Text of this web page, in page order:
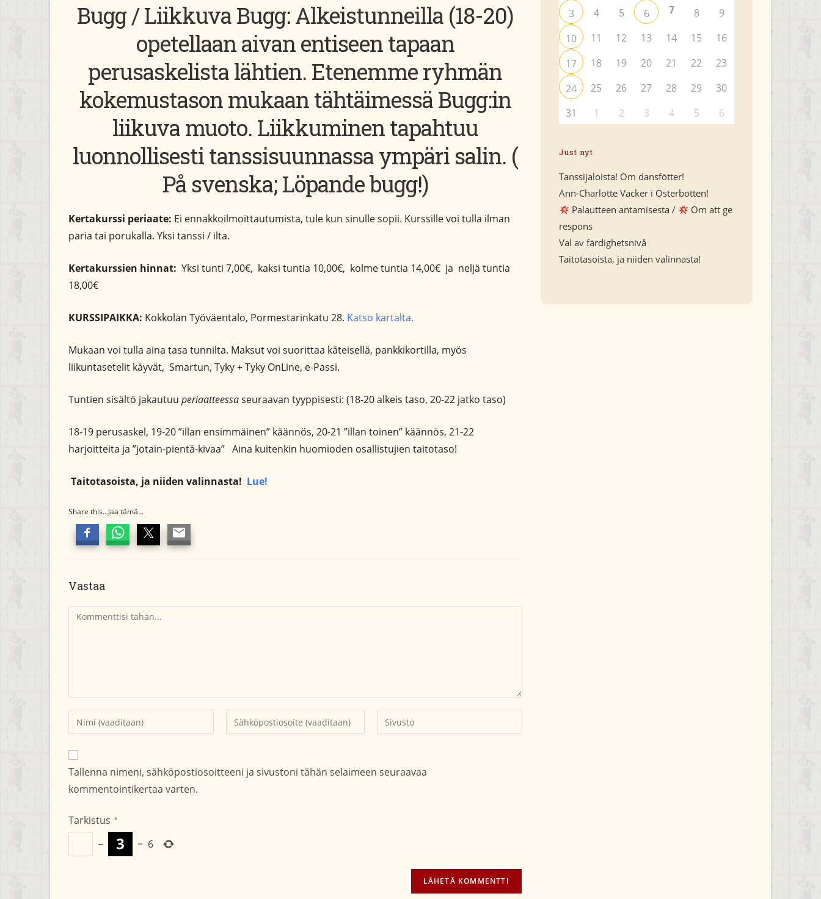
Bugg / Liikkuva Bugg: Alkeistunneilla (18-20)
opetellaan aivan entiseen tapaan
perusaskelista lähtien. Etenemme ryhmän
kokemustason mukaan tähtäimessä Bugg:in
liikuva muoto. Liikkuminen tapahtuu
luonnollisesti tanssisuunnassa ympäri salin. (
På svenska; Löpande bugg!)
Kertakurssi periaate: Ei ennakkoilmoittautumista, tule kun sinulle sopii. Kurssille voi tulla ilman
paria tai porukalla. Yksi tanssi / ilta.
Kertakurssien hinnat: Yksi tunti 7,00€, kaksi tuntia 10,00€, kolme tuntia 14,00€ ja neljä tuntia
18,00€
KURSSIPAIKKA: Kokkolan Työväentalo, Pormestarinkatu 28. Katso kartalta.
Mukaan voi tulla aina tasa tunnilta. Maksut voi suorittaa käteisellä, pankkikortilla, myös
liikuntasetelit käyvät, Smartun, Tyky + Tyky OnLine, e-Passi.
Tuntien sisältö jakautuu periaatteessaseuraavan tyyppisesti: (18-20 alkeis taso, 20-22 jatko taso)
18-19 perusaskel, 19-20 ”illan ensimmäinen” käännös, 20-21 ”illan toinen” käännös, 21-22
harjoitteita ja ”jotain-pientä-kivaa” Aina kuitenkin huomioden osallistujien taitotaso!
Taitotasoista, ja niiden valinnasta! Lue!
Share this...Jaa tämä...
Vastaa
Kommentti
Kirjoita
nimesi
tai
käyttäjätunnuksesi
kommentoidaksesi
Kirjoita
sähköpostiosoitteesi
Kirjoita
sivustosi
(valinnainen)
Tallenna nimeni, sähköpostiosoitteeni ja sivustoni tähän selaimeen seuraavaa
kommentointikertaa varten.
Tarkistus *
− = 6
3
4 5 6 7 8
9
10
11 12 13 14 15
16
17
18 19 20 21 22
23
24
25 26 27 28 29
30
31
1 2 3 4 5 6
Just nyt
Tanssijaloista! Om dansfötter!
Ann-Charlotte Vacker i Österbotten!
Palautteen antamisesta /
Om att ge
respons
Val av färdighetsnivå
Taitotasoista, ja niiden valinnasta!